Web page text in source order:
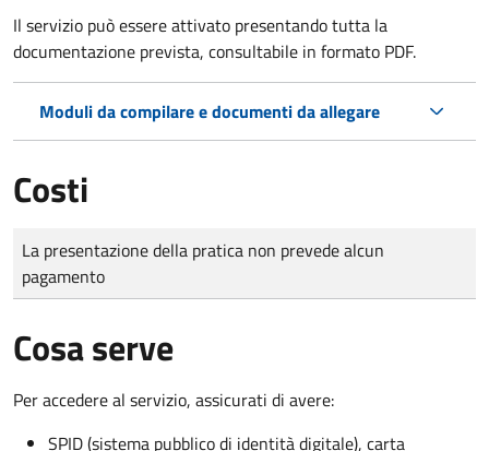
Il servizio può essere attivato presentando tutta la
documentazione prevista, consultabile in formato PDF.
Moduli da compilare e documenti da allegare
Costi
Tipo di pagamento
Importo
La presentazione della pratica non prevede alcun
pagamento
Cosa serve
Per accedere al servizio, assicurati di avere:
SPID (sistema pubblico di identità digitale), carta